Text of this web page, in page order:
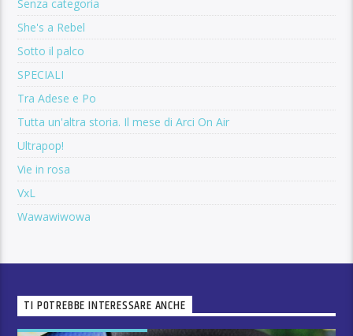
Senza categoria
She's a Rebel
Sotto il palco
SPECIALI
Tra Adese e Po
Tutta un'altra storia. Il mese di Arci On Air
Ultrapop!
Vie in rosa
VxL
Wawawiwowa
TI POTREBBE INTERESSARE ANCHE